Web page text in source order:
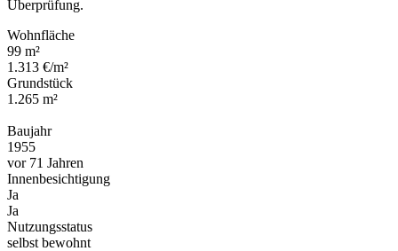
Überprüfung.
Wohnfläche
99 m²
1.313 €/m²
Grundstück
1.265 m²
Baujahr
1955
vor 71 Jahren
Innenbesichtigung
Ja
Ja
Nutzungsstatus
selbst bewohnt